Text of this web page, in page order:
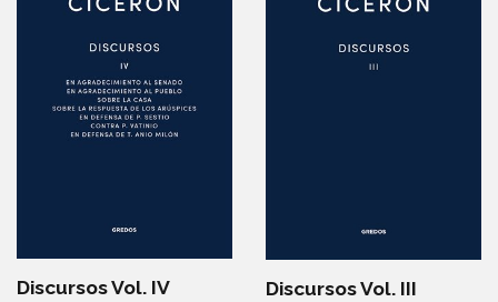
Discursos Vol. IV Discursos Vol. III